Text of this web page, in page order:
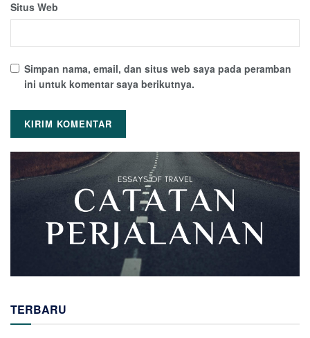
Situs Web
Simpan nama, email, dan situs web saya pada peramban
ini untuk komentar saya berikutnya.
TERBARU